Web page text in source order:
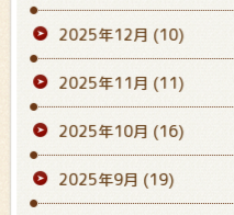
2025年12月 (10)
2025年11月 (11)
2025年10月 (16)
2025年9月 (19)